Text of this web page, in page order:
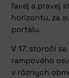
ľavej a pravej
horizontu, za
portálu.
V 17. storočí
rampového
v rôznych